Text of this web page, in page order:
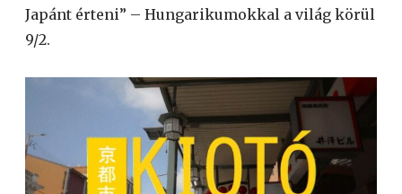
Japánt érteni” – Hungarikumokkal a világ körül
9/2.